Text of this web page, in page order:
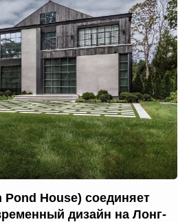
House) соединяет
дизайн на Лонг-